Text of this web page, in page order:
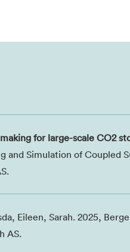
for large-scale CO2
and Simulation of Coupled
Eileen, Sarah. 2025,
AS.